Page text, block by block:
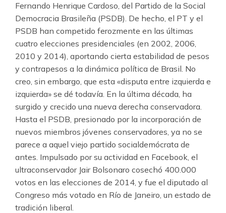
Fernando Henrique Cardoso, del Partido de la Social
Democracia Brasileña (PSDB). De hecho, el PT y el
PSDB han competido ferozmente en las últimas
cuatro elecciones presidenciales (en 2002, 2006,
2010 y 2014), aportando cierta estabilidad de pesos
y contrapesos a la dinámica política de Brasil. No
creo, sin embargo, que esta «disputa entre izquierda e
izquierda» se dé todavía. En la última década, ha
surgido y crecido una nueva derecha conservadora.
Hasta el PSDB, presionado por la incorporación de
nuevos miembros jóvenes conservadores, ya no se
parece a aquel viejo partido socialdemócrata de
antes. Impulsado por su actividad en Facebook, el
ultraconservador Jair Bolsonaro cosechó 400.000
votos en las elecciones de 2014, y fue el diputado al
Congreso más votado en Río de Janeiro, un estado de
tradición liberal.